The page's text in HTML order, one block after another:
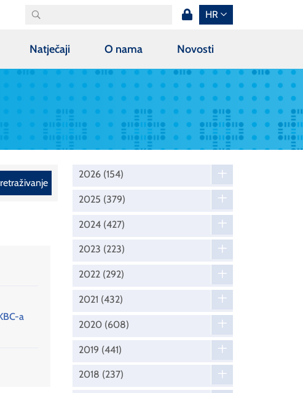
HR
Natječaji O nama Novosti
a
2026 (154)
2025 (379)
2024 (427)
2023 (223)
2022 (292)
2021 (432)
2020 (608)
2019 (441)
2018 (237)